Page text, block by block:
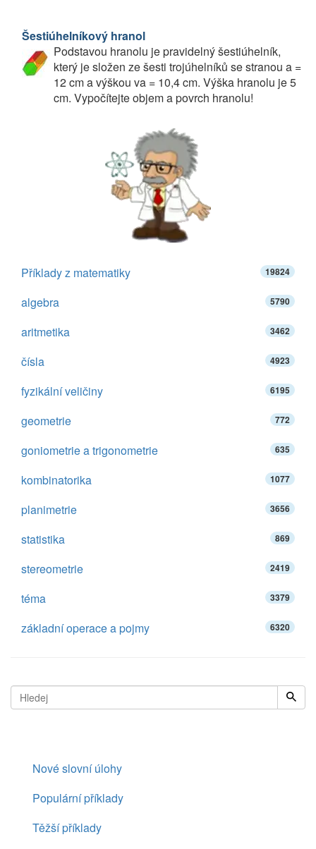
Šestiúhelníkový hranol
Podstavou hranolu je pravidelný šestiúhelník,
který je složen ze šesti trojúhelníků se stranou a =
12 cm a výškou va = 10,4 cm. Výška hranolu je 5
cm. Vypočítejte objem a povrch hranolu!
Příklady z matematiky 19824
algebra 5790
aritmetika 3462
čísla 4923
fyzikální veličiny 6195
geometrie 772
goniometrie a trigonometrie 635
kombinatorika 1077
planimetrie 3656
statistika 869
stereometrie 2419
téma 3379
základní operace a pojmy 6320
Nové slovní úlohy
Populární příklady
Těžší příklady